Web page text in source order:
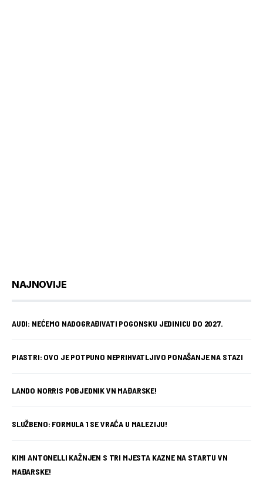
NAJNOVIJE
AUDI: NEĆEMO NADOGRAĐIVATI POGONSKU JEDINICU DO 2027.
PIASTRI: OVO JE POTPUNO NEPRIHVATLJIVO PONAŠANJE NA STAZI
LANDO NORRIS POBJEDNIK VN MAĐARSKE!
SLUŽBENO: FORMULA 1 SE VRAĆA U MALEZIJU!
KIMI ANTONELLI KAŽNJEN S TRI MJESTA KAZNE NA STARTU VN
MAĐARSKE!